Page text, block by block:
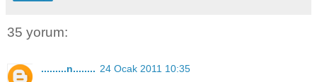
35 yorum:
.........n........ 24 Ocak 2011 10:35